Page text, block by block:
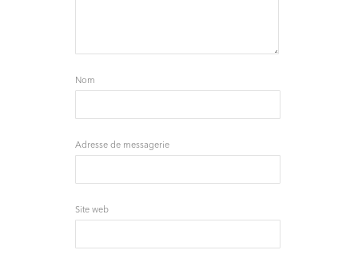
Nom
Adresse de messagerie
Site web